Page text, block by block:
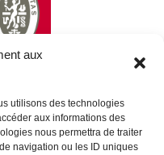
aux
utilisons des technologies
aux informations des
nous permettra de traiter
navigation ou les ID uniques
2026 |Legal mentions